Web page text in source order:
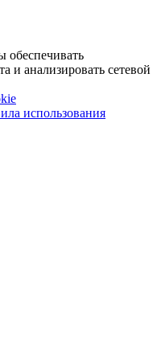
и анализировать сетевой
использования